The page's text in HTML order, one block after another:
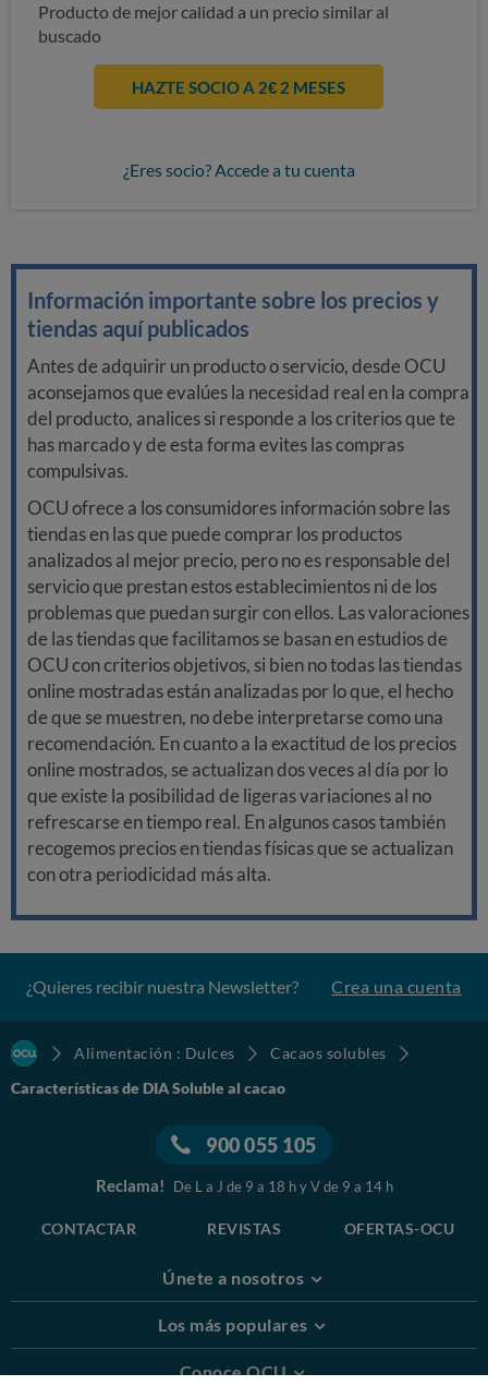
Producto de mejor calidad a un precio similar al
buscado
HAZTE SOCIO A 2€ 2 MESES
¿Eres socio? Accede a tu cuenta
Información importante sobre los precios y
tiendas aquí publicados
Antes de adquirir un producto o servicio, desde OCU
aconsejamos que evalúes la necesidad real en la compra
del producto, analices si responde a los criterios que te
has marcado y de esta forma evites las compras
compulsivas.
OCU ofrece a los consumidores información sobre las
tiendas en las que puede comprar los productos
analizados al mejor precio, pero no es responsable del
servicio que prestan estos establecimientos ni de los
problemas que puedan surgir con ellos. Las valoraciones
de las tiendas que facilitamos se basan en estudios de
OCU con criterios objetivos, si bien no todas las tiendas
online mostradas están analizadas por lo que, el hecho
de que se muestren, no debe interpretarse como una
recomendación. En cuanto a la exactitud de los precios
online mostrados, se actualizan dos veces al día por lo
que existe la posibilidad de ligeras variaciones al no
refrescarse en tiempo real. En algunos casos también
recogemos precios en tiendas físicas que se actualizan
con otra periodicidad más alta.
¿Quieres recibir nuestra Newsletter? Crea una cuenta
Alimentación : Dulces
Cacaos solubles
Características de DIA Soluble al cacao
900 055 105
Reclama! De L a J de 9 a 18 h y V de 9 a 14 h
CONTACTAR REVISTAS OFERTAS-OCU
Únete a nosotros
Los más populares
Conoce OCU